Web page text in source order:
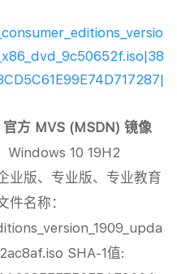
方 MVS (MSDN) 镜像
Windows 10 19H2
业版、专业版、专业教育
名称：
SHA-1值: